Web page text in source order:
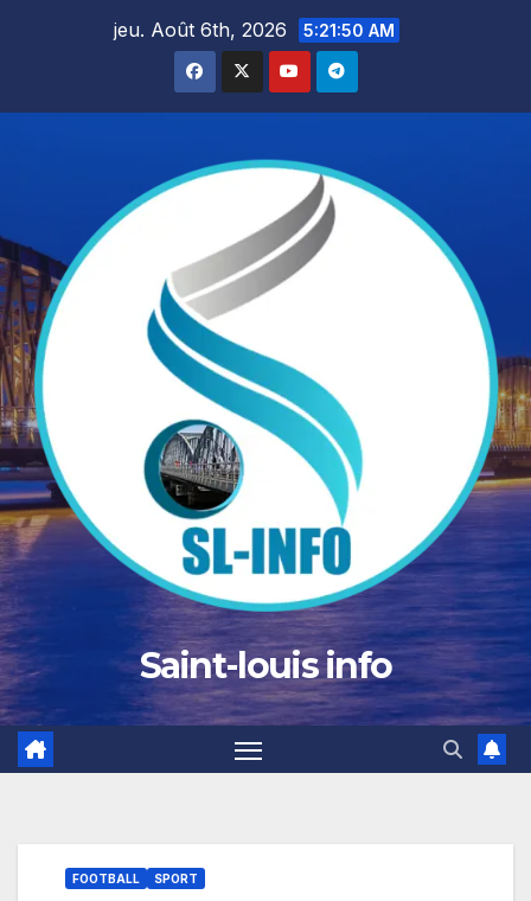
jeu. Août 6th, 2026 5:21:52 AM
Saint-louis info
FOOTBALL SPORT